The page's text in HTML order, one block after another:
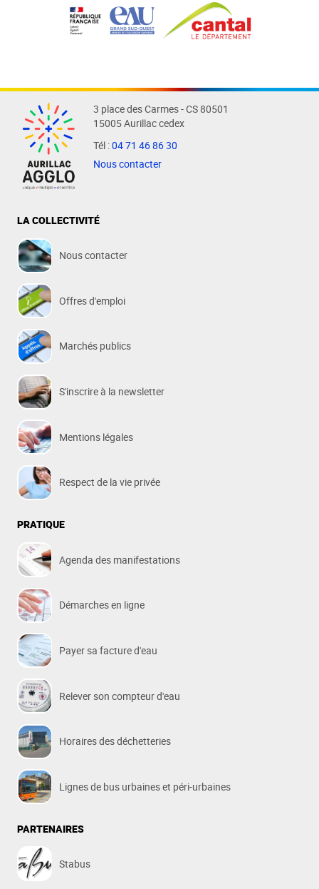
3 place des Carmes - CS 80501
15005 Aurillac cedex
Tél :04 71 46 86 30
Nous contacter
LA COLLECTIVITÉ
Nous contacter
Offres d'emploi
Marchés publics
S'inscrire à la newsletter
Mentions légales
Respect de la vie privée
PRATIQUE
Agenda des manifestations
Démarches en ligne
Payer sa facture d'eau
Relever son compteur d'eau
Horaires des déchetteries
Lignes de bus urbaines et péri-urbaines
PARTENAIRES
Stabus